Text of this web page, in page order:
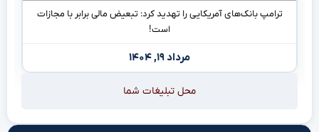
ترامپ بانک‌های آمریکایی را تهدید کرد: تبعیض مالی برابر با مجازات
است!
مرداد ۱۹, ۱۴۰۴
محل تبلیغات شما